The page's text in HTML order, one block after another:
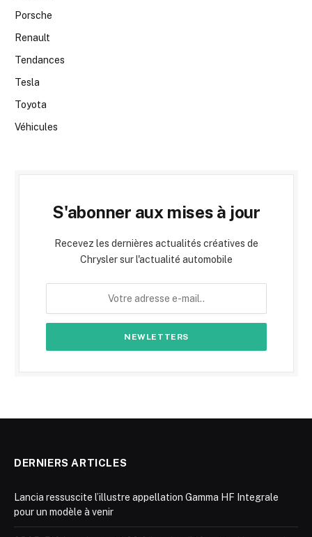
Porsche
Renault
Tendances
Tesla
Toyota
Véhicules
S'abonner aux mises à jour
Recevez les dernières actualités créatives de
Chrysler sur l'actualité automobile
DERNIERS ARTICLES
Lancia ressuscite l’illustre appellation Gamma HF Integrale
pour un modèle à venir